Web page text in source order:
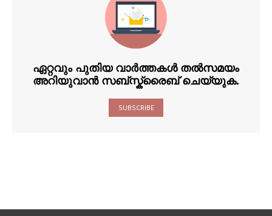
ഏറ്റവും പുതിയ വാർത്തകൾ തൽസമയം
അറിയുവാൻ സബ്സ്ക്രൈബ് ചെയ്യുക.
SUBSCRIBE